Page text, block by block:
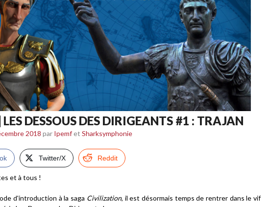
DESSOUS DES DIRIGEANTS #1 : TRAJAN
2018 par Ipemfet Sharksymphonie
Twitter/X Reddit
et à tous !
d'introduction à la saga Civilization, il est désormais temps de rentrer dans le vif